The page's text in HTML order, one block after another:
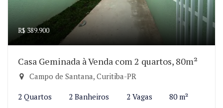
R$ 389.900
Casa Geminada à Venda com 2 quartos, 80m²
Campo de Santana, Curitiba-PR
2 Quartos 2 Banheiros 2 Vagas 80 m²